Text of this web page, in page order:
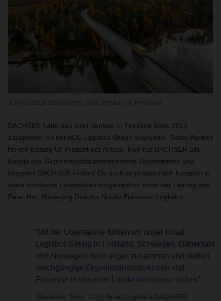
DACHSER hatte das Joint Venture in Finnland Ende 2013
zusammen mit der ACE Logistics Group gegründet. Beide Partner
hielten bislang 50 Prozent der Anteile. Nun hat DACHSER alle
Anteile des Gemeinschaftsunternehmens übernommen und
integriert DACHSER Finland Oy auch organisatorisch komplett in
seine nordische Landverkehrsorganisation unter der Leitung von
Peter Hut, Managing Director Nordic European Logistics.
“Mit der Übernahme führen wir unser Road
Logistics Set-up in Finnland, Schweden, Dänemark
und Norwegen noch enger zusammen und stellen
durchgängige Organisationsstrukturen und
Prozesse in unserem Landverkehrsnetz sicher.”
Alexander Tonn, COO Road Logistics DACHSER